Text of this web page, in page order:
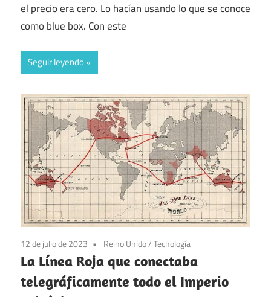
el precio era cero. Lo hacían usando lo que se conoce
como blue box. Con este
Seguir leyendo
12 de julio de 2023 Reino Unido/Tecnología
La Línea Roja que conectaba
telegráficamente todo el Imperio